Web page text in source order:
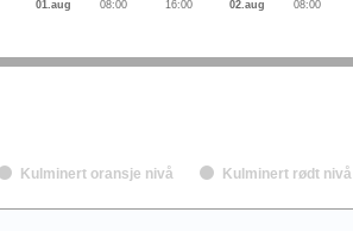
Kulminert oransje nivå Kulminert rødt nivå
01.aug 08:00 16:00 02.aug 08:00